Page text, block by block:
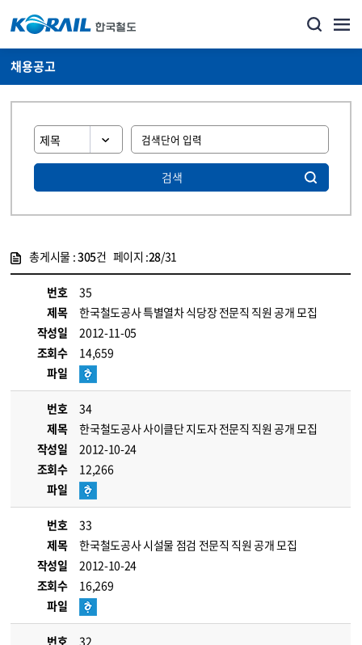
채용공고
검색
총게시물 :305건 페이지 :28/31
번호
35
제목
한국철도공사 특별열차 식당장 전문직 직원 공개 모집
작성일
2012-11-05
조회수
14,659
파일
번호
34
제목
한국철도공사 사이클단 지도자 전문직 직원 공개 모집
작성일
2012-10-24
조회수
12,266
파일
번호
33
제목
한국철도공사 시설물 점검 전문직 직원 공개 모집
작성일
2012-10-24
조회수
16,269
파일
번호
32